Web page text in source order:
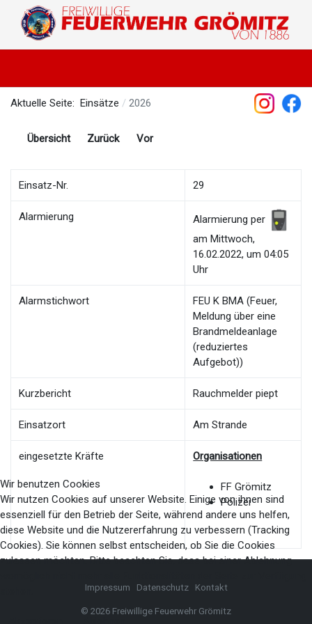
Aktuelle Seite: Einsätze 2026
Übersicht Zurück Vor
Einsatz-Nr. 29
Alarmierung
Alarmierung per
am Mittwoch,
16.02.2022, um 04:05
Uhr
Alarmstichwort
FEU K BMA (Feuer,
Meldung über eine
Brandmeldeanlage
(reduziertes
Aufgebot))
Kurzbericht Rauchmelder piept
Einsatzort Am Strande
eingesetzte Kräfte Organisationen
FF Grömitz
Polizei
Impressum Datenschutz Kontakt
© 2026 Freiwillige Feuerwehr Grömitz
Wir benutzen Cookies
Wir nutzen Cookies auf unserer Website. Einige von ihnen sind
essenziell für den Betrieb der Seite, während andere uns helfen,
diese Website und die Nutzererfahrung zu verbessern (Tracking
Cookies). Sie können selbst entscheiden, ob Sie die Cookies
zulassen möchten. Bitte beachten Sie, dass bei einer Ablehnung